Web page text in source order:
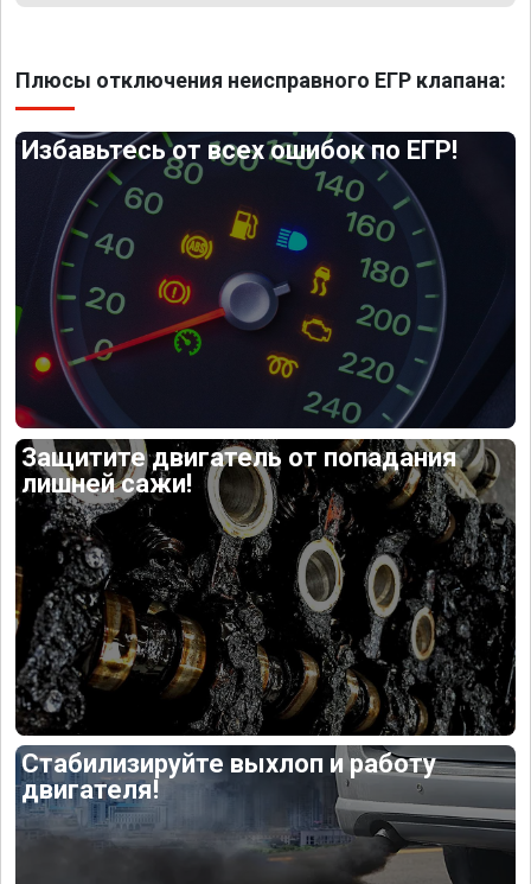
Плюсы отключения неисправного ЕГР клапана:
Избавьтесь от всех ошибок по ЕГР!
Защитите двигатель от попадания
лишней сажи!
Стабилизируйте выхлоп и работу
двигателя!